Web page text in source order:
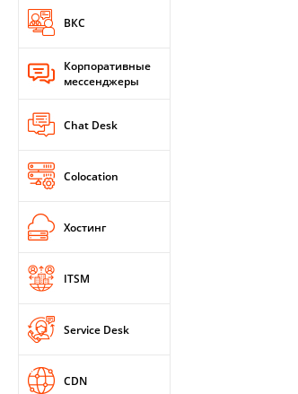
ВКС
Корпоративные
мессенджеры
Chat Desk
Colocation
Хостинг
ITSM
Service Desk
CDN